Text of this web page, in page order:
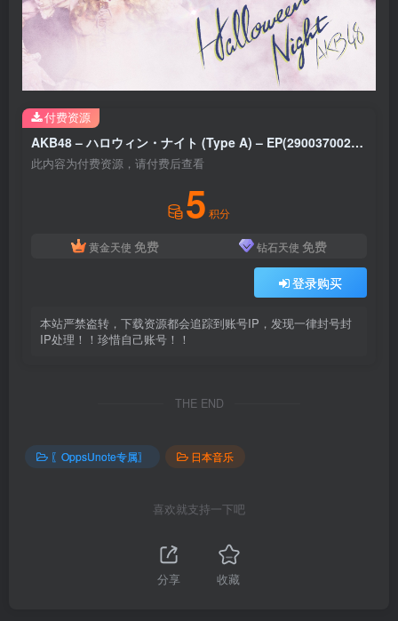
AKB48 – ハロウィン・ナイト (Type A) – EP(2900370020227)【16bit／44.1kHz】日本区
此内容为付费资源，请付费后查看
5 积分
黄金天使 免费 钻石天使 免费
登录购买
本站严禁盗转，下载资源都会追踪到账号IP，发现一律封号封
IP处理！！珍惜自己账号！！
付费资源
THE END
〖OppsUnote专属〗 日本音乐
喜欢就支持一下吧
分享 收藏